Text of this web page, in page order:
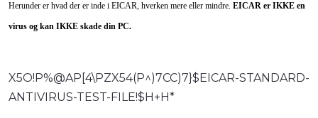
Herunder er hvad der er inde i EICAR, hverken mere eller mindre. EICAR er IKKE en
virus og kan IKKE skade din PC.
X5O!P%@AP[4\PZX54(P^)7CC)7}$EICAR-STANDARD-
ANTIVIRUS-TEST-FILE!$H+H*